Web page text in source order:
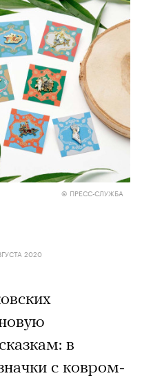
© ПРЕСС-СЛУЖБА
2020
в
с ковром-